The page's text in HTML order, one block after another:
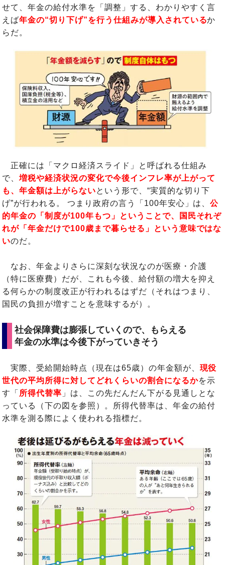
せて、年金の給付水準を「調整」する、わかりやすく言
えば年金の“切り下げ”を行う仕組みが導入されているか
らだ。
正確には「マクロ経済スライド」と呼ばれる仕組み
で、増税や経済状況の変化で今後インフレ率が上がって
も、年金額は上がらないという形で、“実質的な切り下
げ”が行われる。 つまり政府の言う「100年安心」は、公
的年金の「制度が100年もつ」ということで、国民それぞ
れが「年金だけで100歳まで暮らせる」という意味ではな
いのだ。
なお、年金よりさらに深刻な状況なのが医療・介護
（特に医療費）だが、これも今後、給付額の増大を抑え
る何らかの制度改正が行われるはずだ（それはつまり、
国民の負担が増すことを意味するが）。
社会保障費は膨張していくので、もらえる
年金の水準は今後下がっていきそう
実際、受給開始時点（現在は65歳）の年金額が、 現役
世代の平均所得に対してどれくらいの割合になるかを示
す「 所得代替率 」は、この先だんだん下がる見通しとな
っている（下の図を参照）。所得代替率は、年金の給付
水準を測る際によく使われる指標だ。